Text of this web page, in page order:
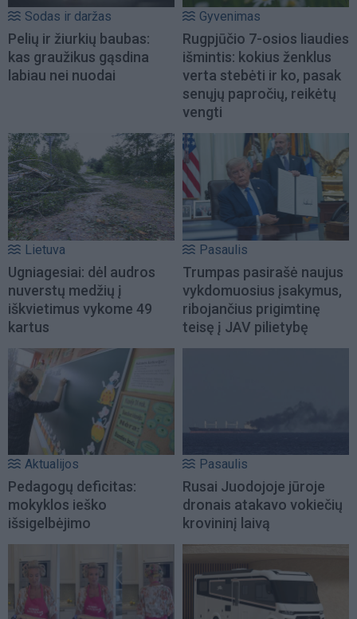
Sodas ir daržas
Pelių ir žiurkių baubas:
kas graužikus gąsdina
labiau nei nuodai
Gyvenimas
Rugpjūčio 7-osios liaudies
išmintis: kokius ženklus
verta stebėti ir ko, pasak
senųjų papročių, reikėtų
vengti
Lietuva
Ugniagesiai: dėl audros
nuverstų medžių į
iškvietimus vykome 49
kartus
Pasaulis
Trumpas pasirašė naujus
vykdomuosius įsakymus,
ribojančius prigimtinę
teisę į JAV pilietybę
Aktualijos
Pedagogų deficitas:
mokyklos ieško
išsigelbėjimo
Pasaulis
Rusai Juodojoje jūroje
dronais atakavo vokiečių
krovininį laivą